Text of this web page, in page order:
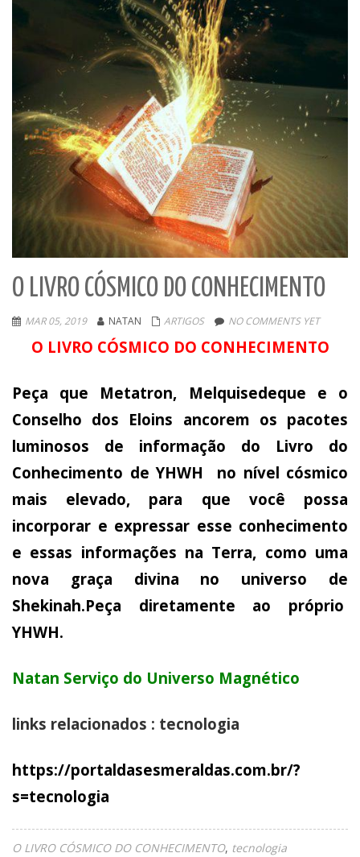
O LIVRO CÓSMICO DO CONHECIMENTO
MAR 05, 2019 NATAN ARTIGOS NO COMMENTS YET
O LIVRO CÓSMICO DO CONHECIMENTO
Peça que Metatron, Melquisedeque e o
Conselho dos Eloins ancorem os pacotes
luminosos de informação do Livro do
Conhecimento de YHWH no nível cósmico
mais elevado, para que você possa
incorporar e expressar esse conhecimento
e essas informações na Terra, como uma
nova graça divina no universo de
Shekinah.Peça diretamente ao próprio
YHWH.
Natan Serviço do Universo Magnético
links relacionados : tecnologia
https://portaldasesmeraldas.com.br/?
s=tecnologia
O LIVRO CÓSMICO DO CONHECIMENTO tecnologia